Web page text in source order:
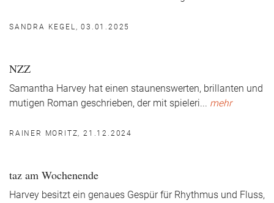
SANDRA KEGEL, 03.01.2025
NZZ
Samantha Harvey hat einen staunenswerten, brillanten und
mutigen Roman geschrieben, der mit spieleri... mehr
RAINER MORITZ, 21.12.2024
taz am Wochenende
Harvey besitzt ein genaues Gespür für Rhythmus und Fluss,